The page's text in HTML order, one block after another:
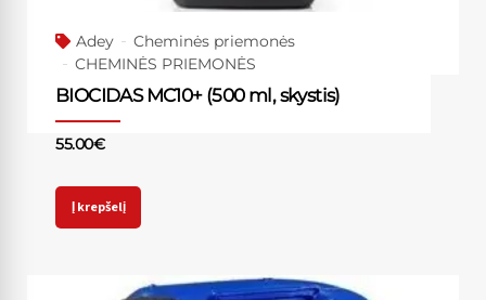
Adey
Cheminės priemonės
CHEMINĖS PRIEMONĖS
BIOCIDAS MC10+ (500 ml, skystis)
55.00€
Į krepšelį